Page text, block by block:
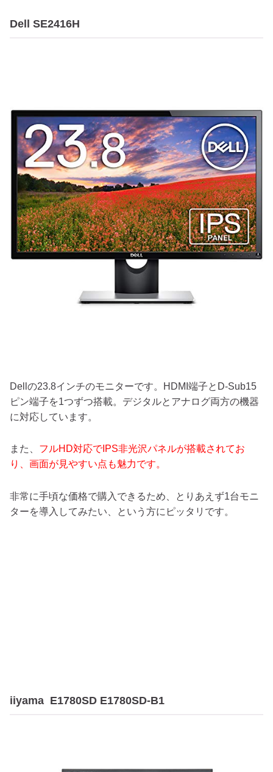
Dell SE2416H
Dellの23.8インチのモニターです。HDMI端子とD-Sub15
ピン端子を1つずつ搭載。デジタルとアナログ両方の機器
に対応しています。
また、 フルHD対応でIPS非光沢パネルが搭載されてお
り、画面が見やすい点も魅力です。
非常に手頃な価格で購入できるため、とりあえず1台モニ
ターを導入してみたい、という方にピッタリです。
iiyama E1780SD E1780SD-B1